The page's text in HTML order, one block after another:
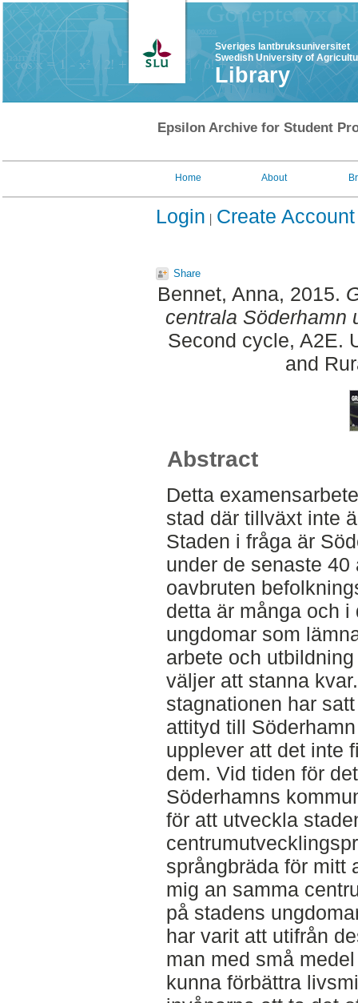
Sveriges lantbruksuniversitet
Swedish University of
Library
Epsilon Archive for Student
Home About
Login Create Account
Share
Bennet, Anna, 2015.
centrala Söderhamn
Second cycle, A2E.
and
Abstract
Detta
stad där tillväxt inte
Staden i fråga är
under de senaste
oavbruten
detta är många och
ungdomar som
arbete och
väljer att stanna
stagnationen har
attityd till
upplever att det inte
dem. Vid tiden för
Söderhamns
för att utveckla
språngbräda för mitt
mig an samma
på stadens
har varit att utifrån
man med små
kunna förbättra